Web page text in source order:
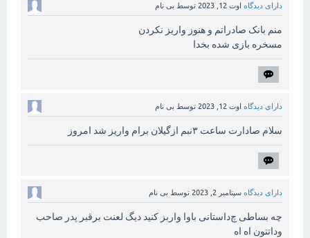
دارای دیدگاه اوت 12, 2023 توسط بی نام
منم بانک صادراتم و هنوز واریز نکردن
مسخره بازی شده بخدا
دارای دیدگاه اوت 12, 2023 توسط بی نام
سلام صادارت ساعت ۳نبم ازگیلان برام واریز شد امروز
دارای دیدگاه سپتامبر 2, 2023 توسط بی نام
چه بساطی چ‌داستانی باوا واربز کنید دیگ لعنت برقبر پدر صاحب
و‌داتتون اه اه